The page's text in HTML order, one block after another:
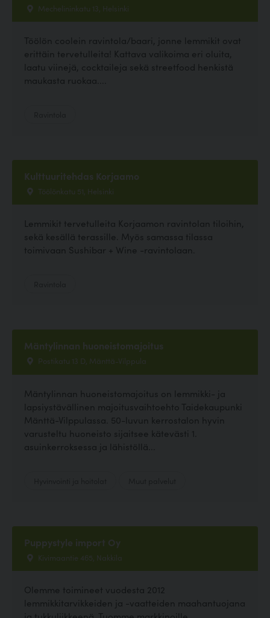
Mechelininkatu 13, Helsinki
Töölön coolein ravintola/baari, jonne lemmikit ovat
erittäin tervetulleita! Kattava valikoima eri oluita,
laatu viinejä, cocktaileja sekä streetfood henkistä
maukasta ruokaa....
Kulttuuritehdas Korjaamo
Töölönkatu 51, Helsinki
Lemmikit tervetulleita Korjaamon ravintolan tiloihin,
sekä kesällä terassille. Myös samassa tilassa
toimivaan Sushibar + Wine -ravintolaan.
Mäntylinnan huoneistomajoitus
Postikatu 13 D, Mänttä-Vilppula
Mäntylinnan huoneistomajoitus on lemmikki- ja
lapsiystävällinen majoitusvaihtoehto Taidekaupunki
Mänttä-Vilppulassa. 50-luvun kerrostalon hyvin
varusteltu huoneisto sijaitsee kätevästi 1.
asuinkerroksessa ja lähistöllä...
Puppystyle import Oy
Kivimaantie 465, Nakkila
Olemme toimineet vuodesta 2012
lemmikkitarvikkeiden ja -vaatteiden maahantuojana